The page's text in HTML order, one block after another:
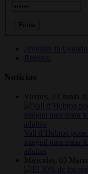
¿Perdiste tu
Registro
Noticias
Viernes, 23 Junio
Vall d’Hebron
integral para tratar
adultos
Miércoles, 03